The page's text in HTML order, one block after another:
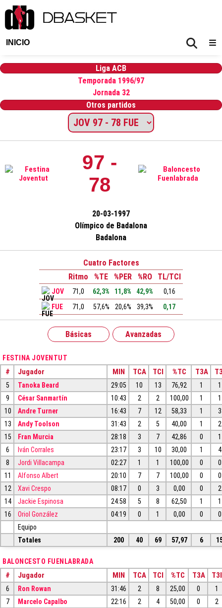
INICIO
Liga ACB
Temporada 1996/97
Jornada 32
Otros partidos
97 -
78
20-03-1997
Olímpico de Badalona
Badalona
Cuatro Factores
Ritmo
%TE %PER %RO TL/TCI
JOV 71,0 62,3% 11,8% 42,9%
0,16
FUE
71,0 57,6% 20,6% 39,3% 0,17
Básicas Avanzadas
FESTINA JOVENTUT
# Jugador MIN TCA TCI %TC T3A
5 Tanoka Beard 29:05 10 13 76,92 1
1
9
César Sanmartín 10:43 2 2 100,00 1
1
10
Andre Turner 16:43 7 12 58,33 1
3
13
Andy Toolson 31:43 2 5 40,00 1
2
15
Fran Murcia 28:18 3 7 42,86 0
1
6
Iván Corrales 23:17 3 10 30,00 1
4
8
Jordi Villacampa 02:27 1 1 100,00 0
0
11
Alfonso Albert 20:10 7 7 100,00 0
0
12
Xavi Crespo 08:17 0 3 0,00 0
2
14
Jackie Espinosa 24:58 5 8 62,50 1
1
16
Oriol González 04:19 0 1 0,00 0
0
Equipo
Totales
200 40 69 57,97 6
BALONCESTO FUENLABRADA
# Jugador MIN TCA TCI %TC T3A T3I
6 Ron Rowan 31:46 2 8 25,00 0
1
7
Marcelo Capalbo 22:16 2 4 50,00 0
2